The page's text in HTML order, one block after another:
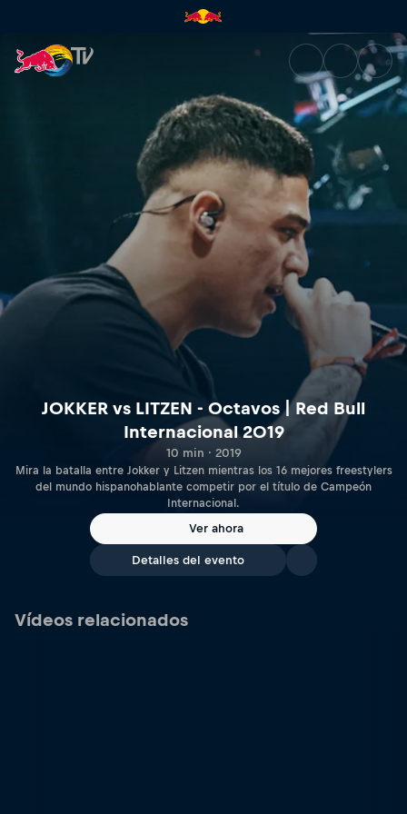
JOKKER vs LITZEN -
JOKKER vs LITZEN - Octavos | Red Bull
Internacional 2019
10 min · 2019
Mira la batalla entre Jokker y Litzen mientras los 16 mejores freestylers
del mundo hispanohablante competir por el título de Campeón
Internacional.
Ver ahora
Detalles del evento
Vídeos relacionados